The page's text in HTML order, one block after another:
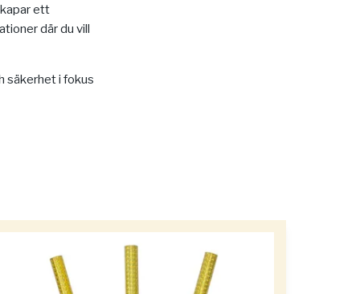
ett
där du vill
säkerhet i fokus